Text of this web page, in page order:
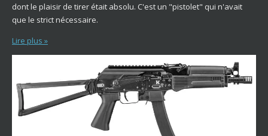
dont le plaisir de tirer était absolu. C'est un "pistolet" qui n'avait
que le strict nécessaire.
Lire plus »